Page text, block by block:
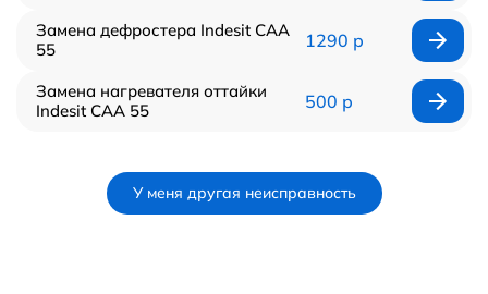
Замена дефростера Indesit CAA
55
1290 р
Замена нагревателя оттайки
Indesit CAA 55
500 р
У меня другая неисправность